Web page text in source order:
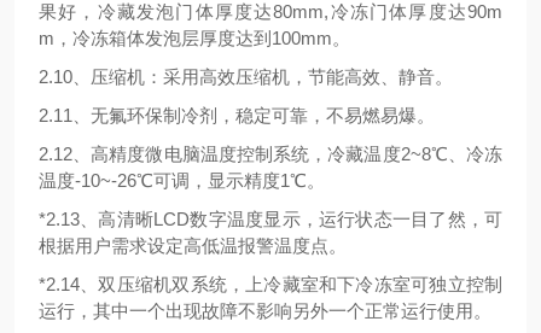
果好，冷藏发泡门体厚度达80mm,冷冻门体厚度达90m
m，冷冻箱体发泡层厚度达到100mm。
2.10、压缩机：采用高效压缩机，节能高效、静音。
2.11、无氟环保制冷剂，稳定可靠，不易燃易爆。
2.12、高精度微电脑温度控制系统，冷藏温度2~8℃、冷冻
温度-10~-26℃可调，显示精度1℃。
*2.13、高清晰LCD数字温度显示，运行状态一目了然，可
根据用户需求设定高低温报警温度点。
*2.14、双压缩机双系统，上冷藏室和下冷冻室可独立控制
运行，其中一个出现故障不影响另外一个正常运行使用。